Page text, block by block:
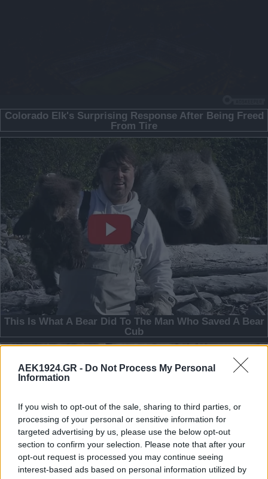
AEK1924.GR - Do Not Process My Personal
Information
If you wish to opt-out of the sale, sharing to third parties, or
processing of your personal or sensitive information for
targeted advertising by us, please use the below opt-out
section to confirm your selection. Please note that after your
opt-out request is processed you may continue seeing
interest-based ads based on personal information utilized by